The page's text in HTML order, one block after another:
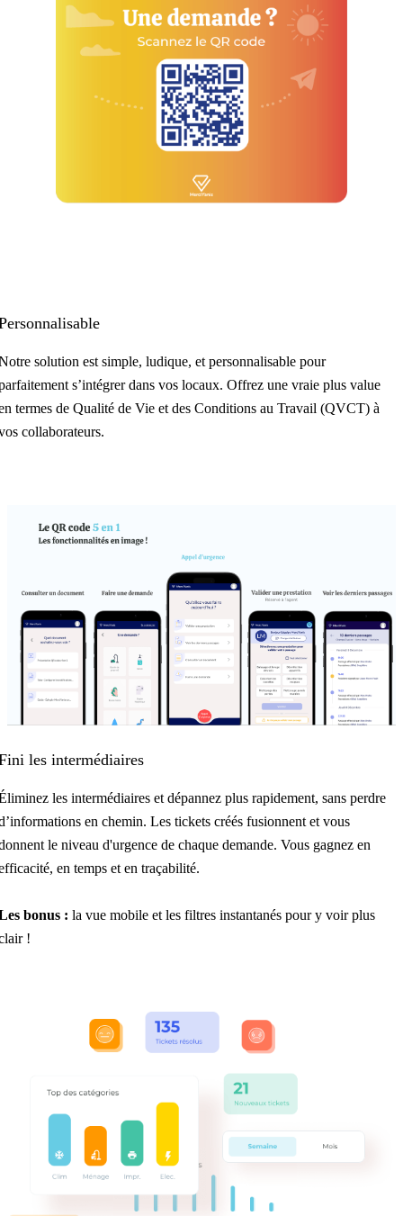
solution est simple, ludique, et personnalisable pour
s’intégrer dans vos locaux. Offrez une vraie plus value
termes de Qualité de Vie et des Conditions au Travail (QVCT) à
collaborateurs.
les intermédiaires
les intermédiaires et dépannez plus rapidement, sans perdre
en chemin. Les tickets créés fusionnent et vous
le niveau d'urgence de chaque demande. Vous gagnez en
en temps et en traçabilité.
bonus : la vue mobile et les filtres instantanés pour y voir plus
!